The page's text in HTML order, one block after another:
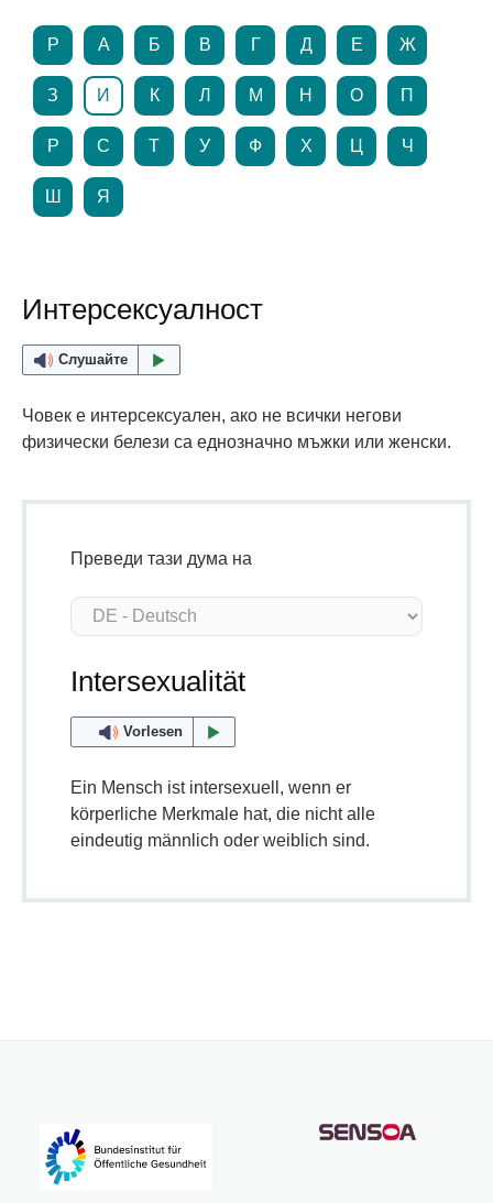
P А Б В Г Д Е Ж
З И К Л М Н О П
Р С Т У Ф Х Ц Ч
Ш Я
Интерсексуалност
Слушайте
Човек е интерсексуален, ако не всички негови
физически белези са еднозначно мъжки или женски.
Преведи тази дума на
Intersexualität
Vorlesen
Ein Mensch ist intersexuell, wenn er
körperliche Merkmale hat, die nicht alle
eindeutig männlich oder weiblich sind.